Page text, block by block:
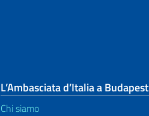
L’Ambasciata d’Italia a Budapest
Chi siamo